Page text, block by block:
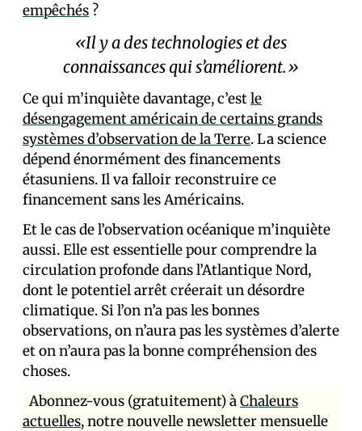
empêchés ?
«Il y a des technologies et des
connaissances qui s’améliorent.»
Ce qui m’inquiète davantage, c’estle
désengagement américain de certains grands
systèmes d’observation de la Terre. La science
dépend énormément des financements
étasuniens. Il va falloir reconstruire ce
financement sans les Américains.
Et le cas de l’observation océanique m’inquiète
aussi. Elle est essentielle pour comprendre la
circulation profonde dans l’Atlantique Nord,
dont le potentiel arrêt créerait un désordre
climatique. Si l’on n’a pas les bonnes
observations, on n’aura pas les systèmes d’alerte
et on n’aura pas la bonne compréhension des
choses.
Abonnez-vous (gratuitement) àChaleurs
actuelles, notre nouvelle newsletter mensuelle